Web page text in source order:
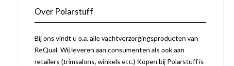
Over Polarstuff
Bij ons vindt u o.a. alle vachtverzorgingsproducten van
ReQual. Wij leveren aan consumenten als ook aan
retailers (trimsalons, winkels etc.) Kopen bij Polarstuff is